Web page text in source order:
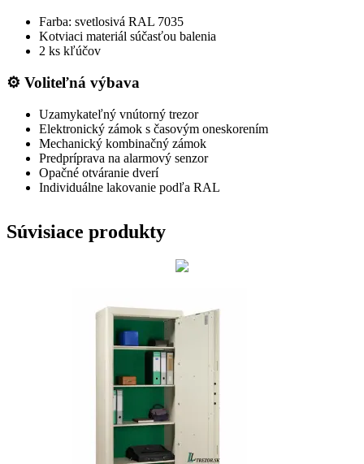
Farba: svetlosivá RAL 7035
Kotviaci materiál súčasťou balenia
2 ks kľúčov
⚙ Voliteľná výbava
Uzamykateľný vnútorný trezor
Elektronický zámok s časovým oneskorením
Mechanický kombinačný zámok
Predpríprava na alarmový senzor
Opačné otváranie dverí
Individuálne lakovanie podľa RAL
Súvisiace produkty